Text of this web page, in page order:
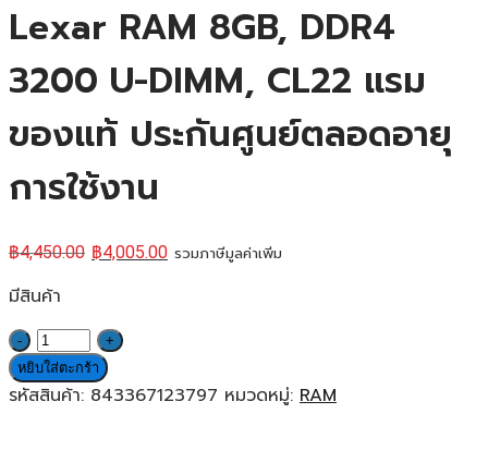
Lexar RAM 8GB, DDR4
3200 U-DIMM, CL22 แรม
ของแท้ ประกันศูนย์ตลอดอายุ
การใช้งาน
฿4,450.00 ฿4,005.00 รวมภาษีมูลค่าเพิ่ม
มีสินค้า
จำนวน
Lexar
RAM
หยิบใส่ตะกร้า
รหัสสินค้า: 843367123797 หมวดหมู่: RAM